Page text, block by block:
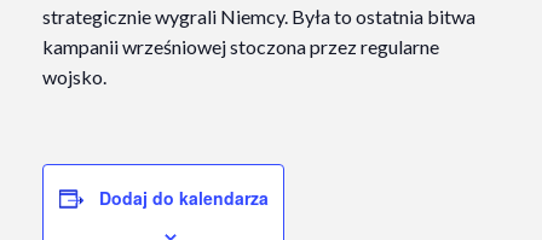
strategicznie wygrali Niemcy. Była to ostatnia bitwa
kampanii wrześniowej stoczona przez regularne
wojsko.
Dodaj do kalendarza